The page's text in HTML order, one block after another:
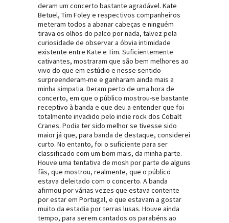
deram um concerto bastante agradável. Kate
Betuel, Tim Foley e respectivos companheiros
meteram todos a abanar cabeças e ninguém
tirava os olhos do palco por nada, talvez pela
curiosidade de observar a óbvia intimidade
existente entre Kate e Tim. Suficientemente
cativantes, mostraram que são bem melhores ao
vivo do que em estúdio e nesse sentido
surpreenderam-me e ganharam ainda mais a
minha simpatia. Deram perto de uma hora de
concerto, em que o público mostrou-se bastante
receptivo à banda e que deu a entender que foi
totalmente invadido pelo indie rock dos Cobalt
Cranes. Podia ter sido melhor se tivesse sido
maior já que, para banda de destaque, considerei
curto. No entanto, foi o suficiente para ser
classificado com um bom mais, da minha parte.
Houve uma tentativa de mosh por parte de alguns
fãs, que mostrou, realmente, que o público
estava deleitado com o concerto. A banda
afirmou por várias vezes que estava contente
por estar em Portugal, e que estavam a gostar
muito da estadia por terras lusas. Houve ainda
tempo, para serem cantados os parabéns ao